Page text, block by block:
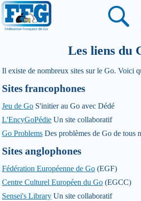
Les liens du
Il existe de nombreux sites sur le Go. Voici
Sites francophones
Jeu de Go S'initier au Go avec Dédé
L'EncyGoPédie Un site collaboratif
Go Problems Des problèmes de Go de tous
Sites anglophones
Fédération Européenne de Go (EGF)
Centre Culturel Européen du Go (EGCC)
Sensei's Library Un site collaboratif